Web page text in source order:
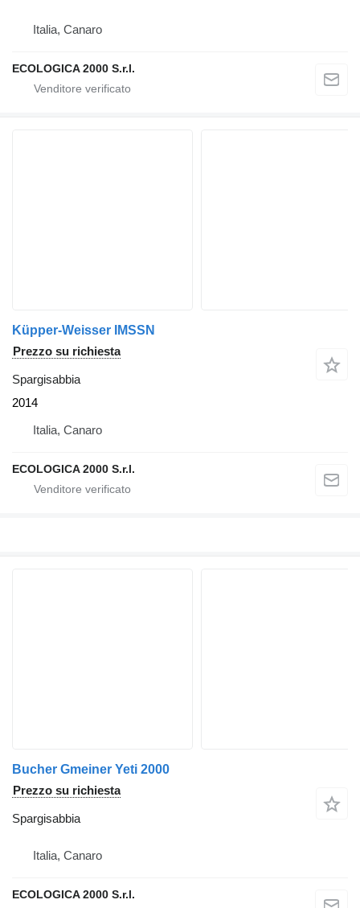
Italia, Canaro
ECOLOGICA 2000 S.r.l.
Küpper-Weisser IMSSN
Prezzo su richiesta
Spargisabbia
2014
Italia, Canaro
ECOLOGICA 2000 S.r.l.
Bucher Gmeiner Yeti 2000
Prezzo su richiesta
Spargisabbia
Italia, Canaro
ECOLOGICA 2000 S.r.l.